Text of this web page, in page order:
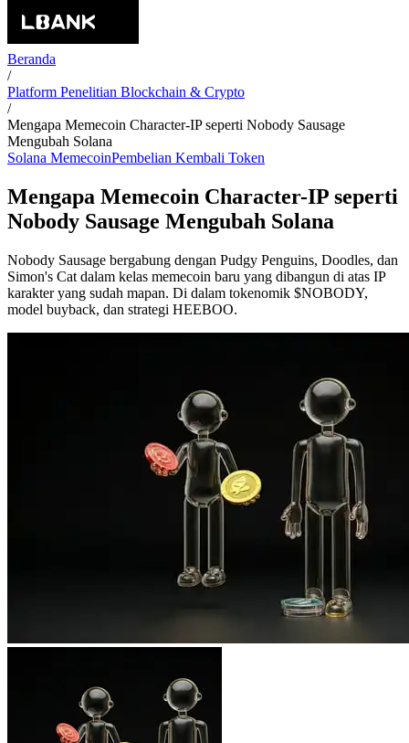
Beranda
/
Platform Penelitian Blockchain & Crypto
/
Mengapa Memecoin Character-IP seperti Nobody Sausage
Mengubah Solana
Solana MemecoinPembelian Kembali Token
Mengapa Memecoin Character-IP seperti
Nobody Sausage Mengubah Solana
Nobody Sausage bergabung dengan Pudgy Penguins, Doodles, dan
Simon's Cat dalam kelas memecoin baru yang dibangun di atas IP
karakter yang sudah mapan. Di dalam tokenomik $NOBODY,
model buyback, dan strategi HEEBOO.